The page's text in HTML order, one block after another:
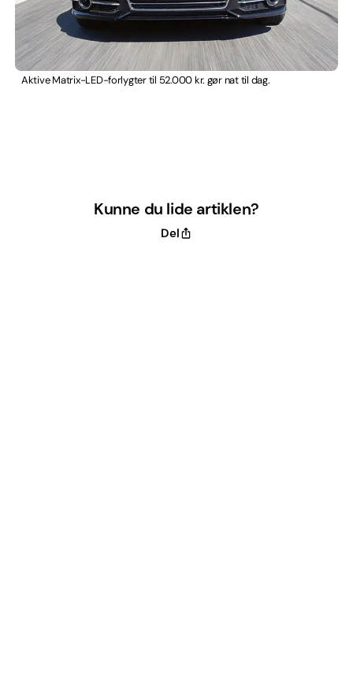
Aktive Matrix-LED-forlygter til 52.000 kr. gør nat til dag.
Kunne du lide artiklen?
Del